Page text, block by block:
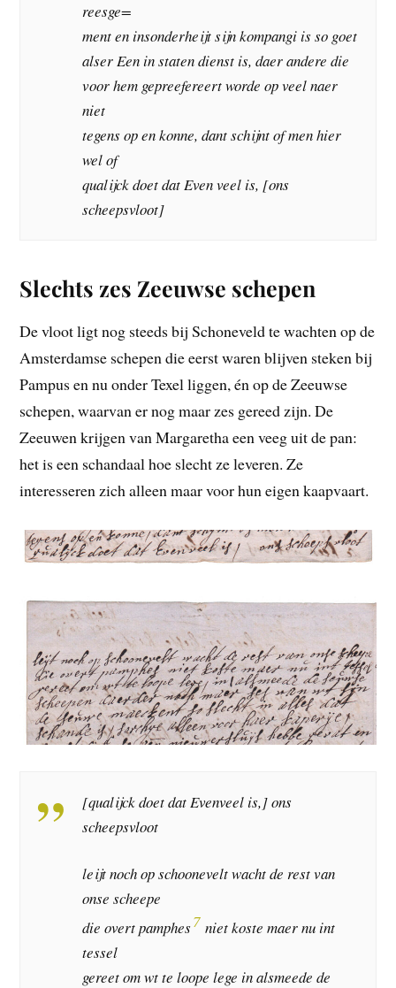
reesge=
ment en insonderheijt sijn kompangi is so goet
alser Een in staten dienst is, daer andere die
voor hem gepreefereert worde op veel naer
niet
tegens op en konne, dant schijnt of men hier
wel of
qualijck doet dat Even veel is, [ons
scheepsvloot]
Slechts zes Zeeuwse schepen
De vloot ligt nog steeds bij Schoneveld te wachten op de
Amsterdamse schepen die eerst waren blijven steken bij
Pampus en nu onder Texel liggen, én op de Zeeuwse
schepen, waarvan er nog maar zes gereed zijn. De
Zeeuwen krijgen van Margaretha een veeg uit de pan:
het is een schandaal hoe slecht ze leveren. Ze
interesseren zich alleen maar voor hun eigen kaapvaart.
[qualijck doet dat Evenveel is,] ons
scheepsvloot
leijt noch op schoonevelt wacht de rest van
onse scheepe
die overt pamphes7 niet koste maer nu int
tessel
gereet om wt te loope lege in alsmeede de